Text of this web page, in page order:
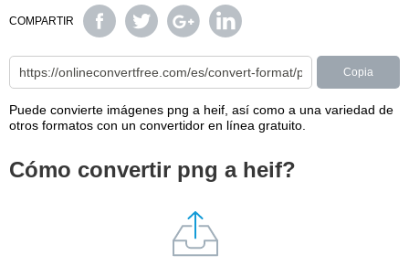
COMPARTIR
Copia
Puede convierte imágenes png a heif, así como a una variedad de
otros formatos con un convertidor en línea gratuito.
Cómo convertir png a heif?